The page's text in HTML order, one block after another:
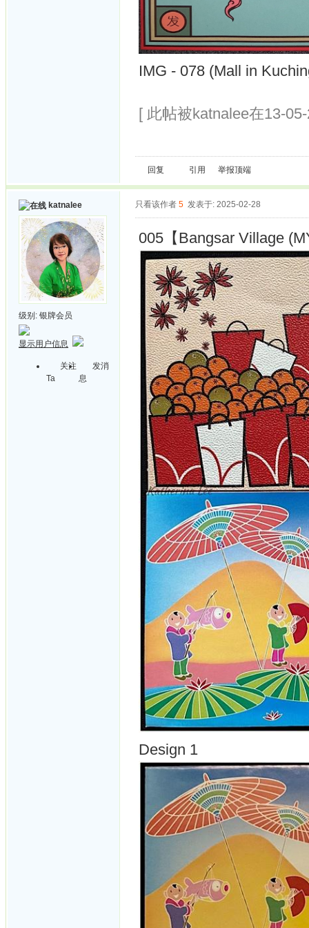
IMG - 078 (Mall in
[ 此帖被katnalee在13-
回复 引用 举报顶端
katnalee
级别: 银牌会员
显示用户信息
关注
Ta
发消
息
只看该作者 5 发表于: 2025-02-28
005【Bangsar Village
Design 1